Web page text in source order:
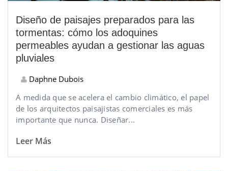
Diseño de paisajes preparados para las
tormentas: cómo los adoquines
permeables ayudan a gestionar las aguas
pluviales
Daphne Dubois
A medida que se acelera el cambio climático, el papel
de los arquitectos paisajistas comerciales es más
importante que nunca. Diseñar...
Leer Más